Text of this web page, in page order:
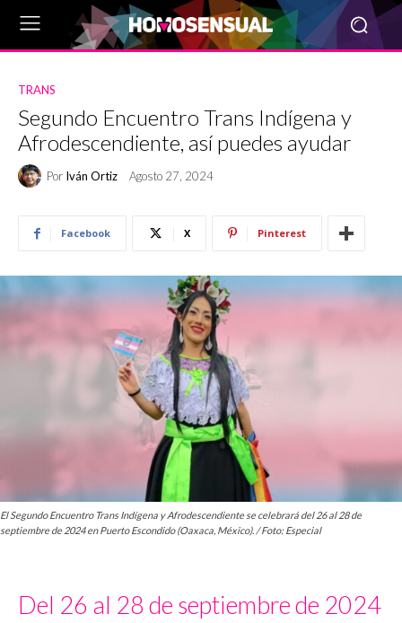
TRANS
Segundo Encuentro Trans Indígena y
Afrodescendiente, así puedes ayudar
Por Iván Ortiz Agosto 27, 2024
Facebook X Pinterest
El Segundo Encuentro Trans Indígena y Afrodescendiente se celebrará del 26 al 28 de
septiembre de 2024 en Puerto Escondido (Oaxaca, México). / Foto: Especial
Del 26 al 28 de septiembre de 2024